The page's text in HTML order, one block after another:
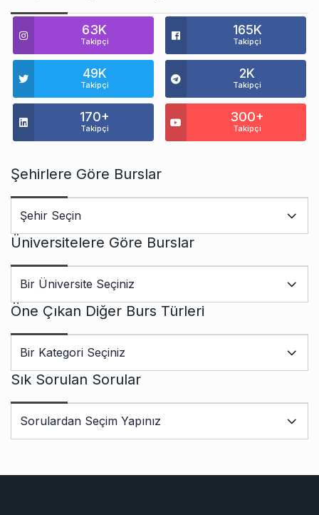
63K
Takipçi
165K
Takipçi
49K
Takipçi
2K
Takipçi
170+
Takipçi
300+
Takipçi
Şehirlere Göre Burslar
Üniversitelere Göre Burslar
Öne Çıkan Diğer Burs Türleri
Sık Sorulan Sorular